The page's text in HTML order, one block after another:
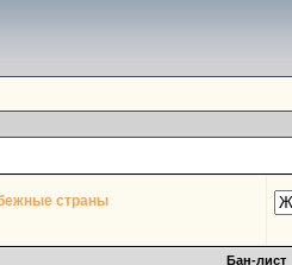
страны
Бан-лист